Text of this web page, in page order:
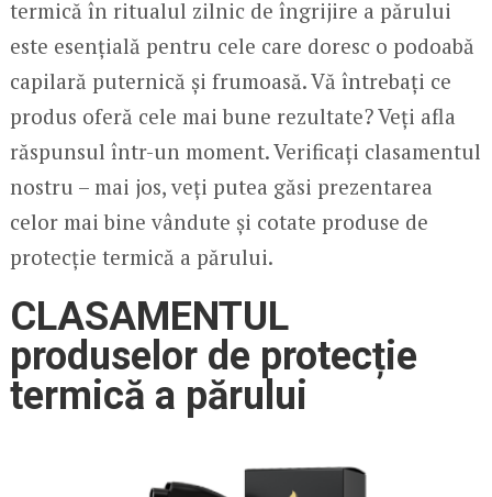
termică în ritualul zilnic de îngrijire a părului
este esențială pentru cele care doresc o podoabă
capilară puternică și frumoasă. Vă întrebați ce
produs oferă cele mai bune rezultate? Veți afla
răspunsul într-un moment. Verificați clasamentul
nostru – mai jos, veți putea găsi prezentarea
celor mai bine vândute și cotate produse de
protecție termică a părului.
CLASAMENTUL
produselor de protecție
termică a părului